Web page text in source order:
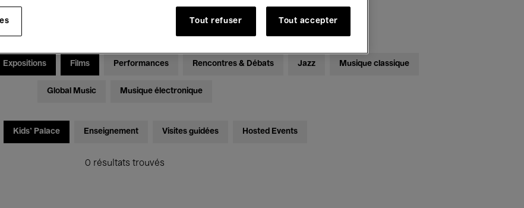
Expositions Films Performances Rencontres & Débats Jazz Musique classique
Global Music Musique électronique
Kids’ Palace Enseignement Visites guidées Hosted Events
0 résultats trouvés
Tout refuser Tout accepter